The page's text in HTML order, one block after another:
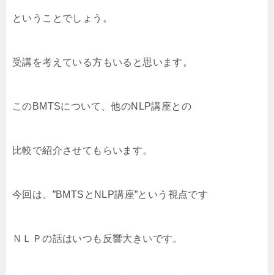
ということでしょう。
受講を考えている方もいると思います。
このBMTSについて、他のNLP講座との
比較で紹介させてもらいます。
今回は、”BMTSとNLP講座”という視点です
ＮＬＰの話はいつも反響大きいです。